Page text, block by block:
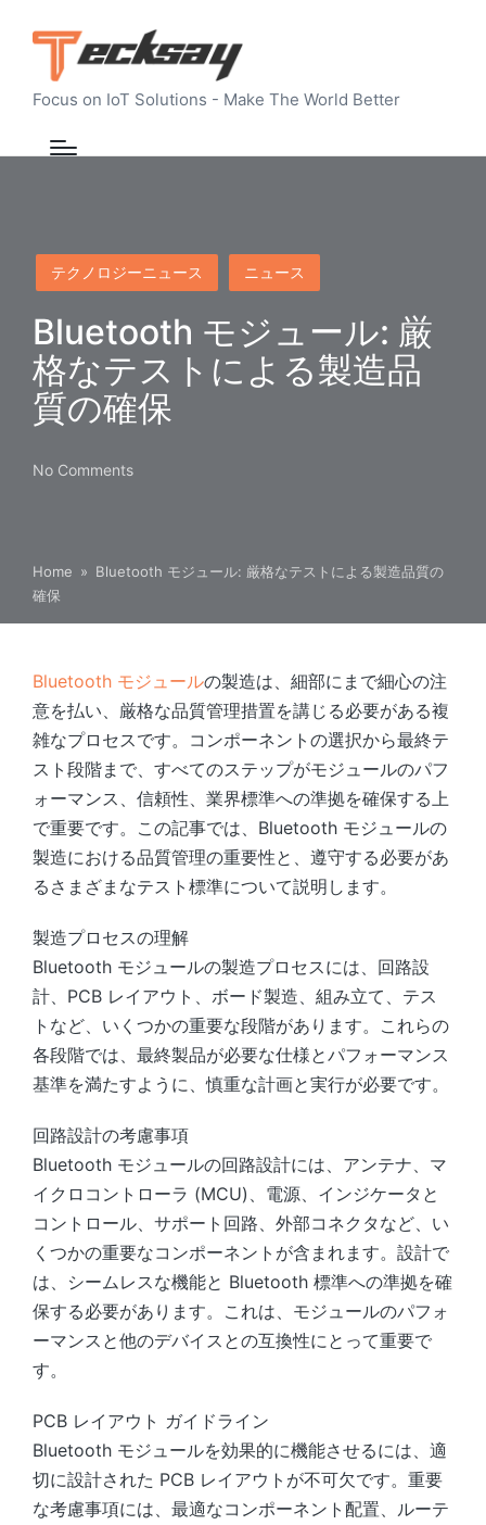
Focus on IoT Solutions - Make The World Better
Posted
in
テクノロジーニュース ニュース
Bluetooth モジュール: 厳
格なテストによる製造品
質の確保
No Comments
Home » Bluetooth モジュール: 厳格なテストによる製造品質の
確保
Bluetooth モジュールの製造は、細部にまで細心の注
意を払い、厳格な品質管理措置を講じる必要がある複
雑なプロセスです。コンポーネントの選択から最終テ
スト段階まで、すべてのステップがモジュールのパフ
ォーマンス、信頼性、業界標準への準拠を確保する上
で重要です。この記事では、Bluetooth モジュールの
製造における品質管理の重要性と、遵守する必要があ
るさまざまなテスト標準について説明します。
製造プロセスの理解
Bluetooth モジュールの製造プロセスには、回路設
計、PCB レイアウト、ボード製造、組み立て、テス
トなど、いくつかの重要な段階があります。これらの
各段階では、最終製品が必要な仕様とパフォーマンス
基準を満たすように、慎重な計画と実行が必要です。
回路設計の考慮事項
Bluetooth モジュールの回路設計には、アンテナ、マ
イクロコントローラ (MCU)、電源、インジケータと
コントロール、サポート回路、外部コネクタなど、い
くつかの重要なコンポーネントが含まれます。設計で
は、シームレスな機能と Bluetooth 標準への準拠を確
保する必要があります。これは、モジュールのパフォ
ーマンスと他のデバイスとの互換性にとって重要で
す。
PCB レイアウト ガイドライン
Bluetooth モジュールを効果的に機能させるには、適
切に設計された PCB レイアウトが不可欠です。重要
な考慮事項には、最適なコンポーネント配置、ルーテ